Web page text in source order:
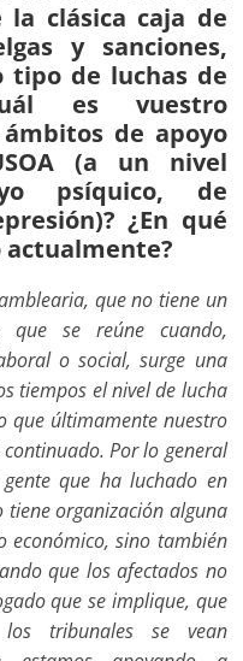
clásica caja de
y sanciones,
tipo de luchas de
es vuestro
de apoyo
(a un nivel
psíquico, de
¿En qué
actualmente?
que no tiene un
que se reúne cuando,
o social, surge una
tiempos el nivel de lucha
que últimamente nuestro
Por lo general
que ha luchado en
tiene organización alguna
económico, sino también
que los afectados no
que se implique, que
tribunales se vean